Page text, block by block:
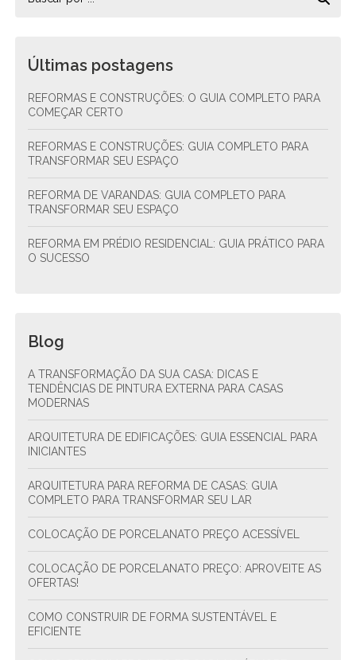
Últimas postagens
REFORMAS E CONSTRUÇÕES: O GUIA COMPLETO PARA
COMEÇAR CERTO
REFORMAS E CONSTRUÇÕES: GUIA COMPLETO PARA
TRANSFORMAR SEU ESPAÇO
REFORMA DE VARANDAS: GUIA COMPLETO PARA
TRANSFORMAR SEU ESPAÇO
REFORMA EM PRÉDIO RESIDENCIAL: GUIA PRÁTICO PARA
O SUCESSO
Blog
A TRANSFORMAÇÃO DA SUA CASA: DICAS E
TENDÊNCIAS DE PINTURA EXTERNA PARA CASAS
MODERNAS
ARQUITETURA DE EDIFICAÇÕES: GUIA ESSENCIAL PARA
INICIANTES
ARQUITETURA PARA REFORMA DE CASAS: GUIA
COMPLETO PARA TRANSFORMAR SEU LAR
COLOCAÇÃO DE PORCELANATO PREÇO ACESSÍVEL
COLOCAÇÃO DE PORCELANATO PREÇO: APROVEITE AS
OFERTAS!
COMO CONSTRUIR DE FORMA SUSTENTÁVEL E
EFICIENTE